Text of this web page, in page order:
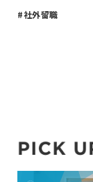
社外留職